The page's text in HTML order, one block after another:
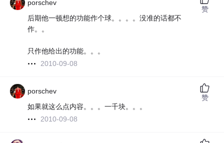
porschev
后期他一顿想的功能作个球。。。。没准的话都不
作。。
只作他给出的功能。。。
2010-09-08
赞
porschev
如果就这么点内容。。。一千块。。。
2010-09-08
赞